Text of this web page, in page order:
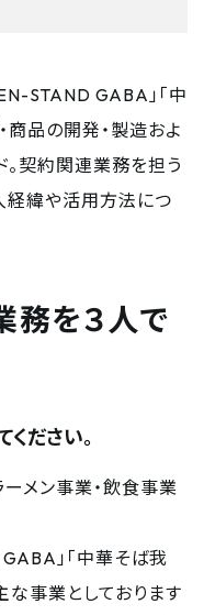
STAND GABA」「中
商品の開発・製造およ
契約関連業務を担う
緯や活用方法につ
を３人で
ださい。
メン事業・飲食事業
」「中華そば我
な事業としております